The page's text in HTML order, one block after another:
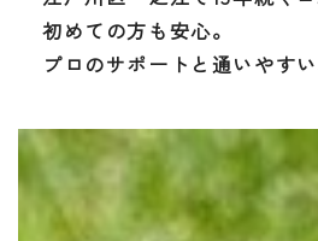
初めての方も安心。
プロのサポートと通いやす